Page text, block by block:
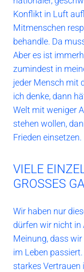
Konflikt in Luft
Mitmenschen
behandle. Da
Aber es ist
zumindest in
jeder Mensch mit
ich denke, dann
Welt mit weniger
stehen wollen,
Frieden einsetzen.
VIELE
GROSSES
Wir haben nur
dürfen wir nicht in
Meinung, dass
im Leben
starkes Vertrauen